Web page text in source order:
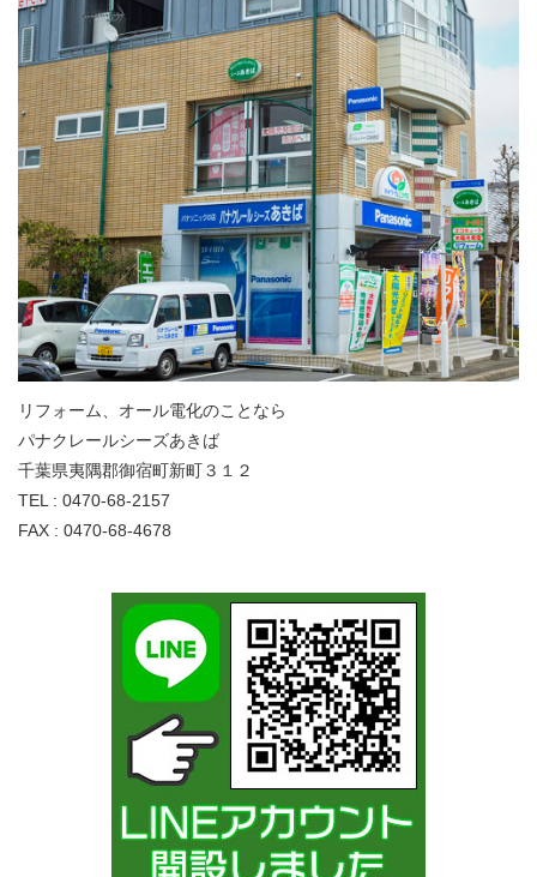
リフォーム、オール電化のことなら
パナクレールシーズあきば
千葉県夷隅郡御宿町新町３１２
TEL : 0470-68-2157
FAX : 0470-68-4678